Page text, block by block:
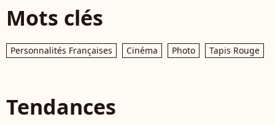
Mots clés
Personnalités Françaises Cinéma Photo Tapis Rouge
Tendances